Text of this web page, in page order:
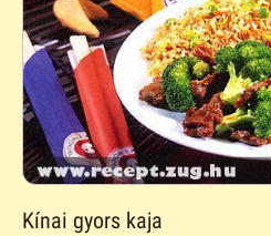
Kínai gyors kaja